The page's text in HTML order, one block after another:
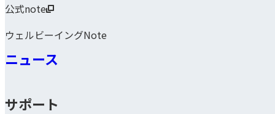
公式note
ウェルビーイングNote
ニュース
サポート